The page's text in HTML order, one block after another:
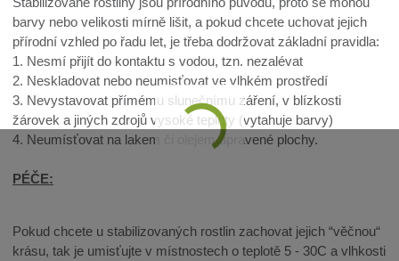
barvy nebo velikosti mírně lišit, a pokud chcete uchovat jejich
přírodní vzhled po řadu let, je třeba dodržovat základní pravidla:
1. Nesmí přijít do kontaktu s vodou, tzn. nezalévat
2. Neskladovat nebo neumisťovat ve vlhkém prostředí
3. Nevystavovat přímému slunečnímu záření, v blízkosti
žárovek a jiných zdrojů vysoké teploty (vytahuje barvy)
4. Neumísťovat na lakem či olejem upravené plochy.
PÉČE:
Pokud chcete u stabilizovaných rostlin zachovat jejich “věčnou“
krásu, tak je umisťujte v místnostech o teplotě 5 - 30C a vlhkosti